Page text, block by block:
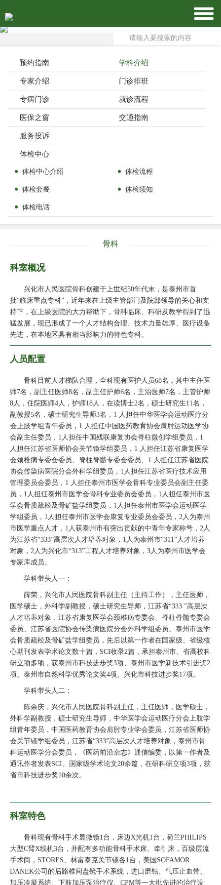
预约指南 学科介绍
专家介绍 门诊排班
专病门诊 就诊流程
医保之窗 交通指南
服务投诉
体检中心
体检中心介绍 体检流程
体检套餐 体检须知
体检电话
骨科
科室概况
兴化市人民医院骨科创建于上世纪50年代末，是泰州市首
批“临床重点专科”，近年来在上级主管部门及院部领导的关心和支
持下，在上级医院的大力帮助下，骨科临床、科研及教学得到了迅
猛发展，现已形成了一个人才结构合理、技术力量雄厚、医疗设备
先进，在本地区具有相当影响力的特色专科。
人员配置
骨科目前人才梯队合理，全科现有医护人员68名，其中主任医
师7名，副主任医师8名，副主任护师6名，主治医师7名，主管护师
8人，住院医师4人，护师18人，在读博士2名，硕士研究生11名，
副教授5名，硕士研究生导师3名，1 人担任中华医学会运动医疗分
会上肢学组青年委员，1 人担任中国医药教育协会肩肘运动医学协
会副主任委员，1人担任中国残联康复协会脊柱微创学组委员，1
人担任江苏省医师协会关节镜学组委员，1 人担任江苏省康复医学
会颈椎病专委会委员、脊柱脊髓专委会委员、1 人担任江苏省医院
协会传染病医院分会外科学组委员，1人担任江苏省医疗技术应用
管理委员会委员，1 人担任泰州市医学会骨科专业委员会副主任委
员，1人担任泰州市医学会骨科专业委员会委员，1人担任泰州市医
学会骨质疏松及骨矿盐学组委员，1人担任泰州市医学会运动医学
学组委员，1人担任泰州市医学会康复专业委员会委员，2人为泰州
市医学重点人才，1人获泰州市有突出贡献的中青年专家称号，2人
为江苏省“333”高层次人才培养对象，1人为泰州市“311”人才培养
对象，2人为兴化市“313”工程人才培养对象，3人为泰州市医学会
专家库成员。
学科带头人一：
薛荣，兴化市人民医院骨科副主任（主持工作），主任医师，
医学硕士，外科学副教授，硕士研究生导师，江苏省“333 ”高层次
人才培养对象，江苏省康复医学会颈椎病专委会、脊柱脊髓专委会
委员、江苏省医院协会传染病医院分会外科学组委员、泰州市医学
会骨质疏松及骨矿盐学组委员，先后以第一作者在国家级、省级核
心期刊发表学术论文数十篇，SCI收录2篇，承担泰州市、省高校科
研立项多项，获泰州市科技进步奖3项、泰州市医学新技术引进奖2
项、泰州市自然科学优秀论文奖4项、兴化市科技进步奖17项。
学科带头人二：
陈余庆，兴化市人民医院骨科副主任，主任医师，医学硕士，
外科学副教授，硕士研究生导师，中华医学会运动医疗分会上肢学
组青年委员，中国医药教育协会肩肘专业学会委员，江苏省医师协
会关节镜学组委员，江苏省“333”高层次人才培养对象，泰州市骨
科运动医学分会委员，《医药前沿杂志》通信编委，以第一作者及
通讯作者发表SCI、国家级学术论文20余篇，在研科研立项3项，获
省市科技进步奖10余次。
科室特色
骨科现有骨科手术显微镜1台，床边X光机1台，荷兰PHILIPS
大型C臂X线机3台，并配有多功能骨科手术床、牵引床，百级层流
手术间，STORES、林富泰克关节镜各1台，美国SOFAMOR
DANEK公司的后路椎间盘镜手术系统，进口磨钻、气压止血带、
加压冷凝系统、下肢加压泵治疗仪、CPM等一大批先进的治疗设